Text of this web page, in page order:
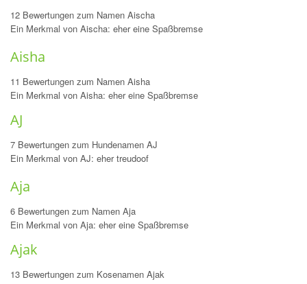
12 Bewertungen zum Namen Aischa
Ein Merkmal von Aischa: eher eine Spaßbremse
Aisha
11 Bewertungen zum Namen Aisha
Ein Merkmal von Aisha: eher eine Spaßbremse
AJ
7 Bewertungen zum Hundenamen AJ
Ein Merkmal von AJ: eher treudoof
Aja
6 Bewertungen zum Namen Aja
Ein Merkmal von Aja: eher eine Spaßbremse
Ajak
13 Bewertungen zum Kosenamen Ajak